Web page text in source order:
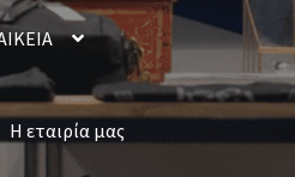
Η εταιρία μας